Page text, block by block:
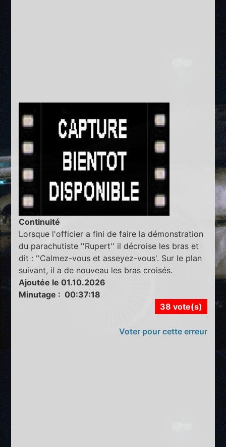
Continuité
Lorsque l'officier a fini de faire la démonstration
du parachutiste ''Rupert'' il décroise les bras et
dit : ''Calmez-vous et asseyez-vous'. Sur le plan
suivant, il a de nouveau les bras croisés.
Ajoutée le 01.10.2026
Minutage : 00:37:18
38 vote(s)
Voter pour cette erreur